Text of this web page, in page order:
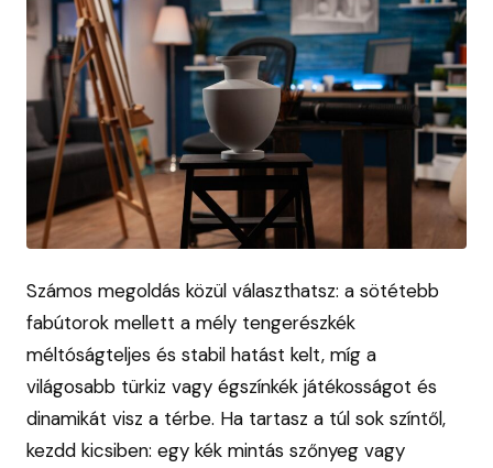
Számos megoldás közül választhatsz: a sötétebb
fabútorok mellett a mély tengerészkék
méltóságteljes és stabil hatást kelt, míg a
világosabb türkiz vagy égszínkék játékosságot és
dinamikát visz a térbe. Ha tartasz a túl sok színtől,
kezdd kicsiben: egy kék mintás szőnyeg vagy